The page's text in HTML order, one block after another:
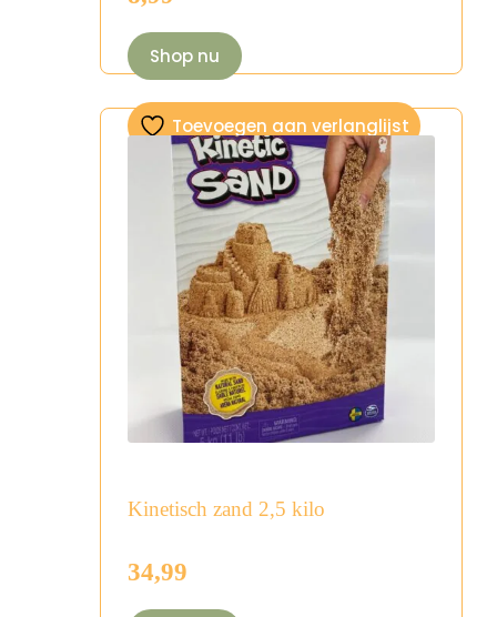
Shop nu
Toevoegen aan verlanglijst
Kinetisch zand 2,5 kilo
34,99